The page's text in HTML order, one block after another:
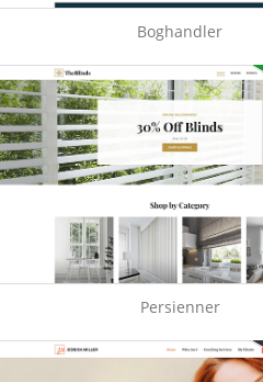
Boghandler
Persienner